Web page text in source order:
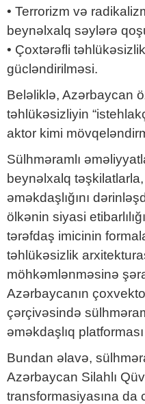
• Terrorizm və
beynəlxalq səylərə
• Çoxtərəfli
gücləndirilməsi.
Beləliklə, Azərbaycan
təhlükəsizliyin
aktor kimi
Sülhməramlı
beynəlxalq
əməkdaşlığını
ölkənin siyasi
tərəfdaş imicinin
təhlükəsizlik
möhkəmlənməsinə
Azərbaycanın
çərçivəsində
əməkdaşlıq
Bundan əlavə,
Azərbaycan Silahlı
transformasiyasına da